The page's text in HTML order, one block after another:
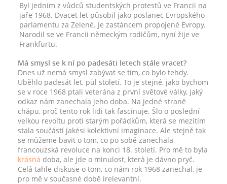
Byl jedním z vůdců studentských protestů ve Francii na
jaře 1968. Dvacet let působil jako poslanec Evropského
parlamentu za Zelené. Je zastáncem propojené Evropy.
Narodil se ve Francii německým rodičům, nyní žije ve
Frankfurtu.
Má smysl se k ní po padesáti letech stále vracet?
Dnes už nemá smysl zabývat se tím, co bylo tehdy.
Uběhlo padesát let, půl století. To je stejné, jako bychom
se v roce 1968 ptali veterána z první světové války, jaký
odkaz nám zanechala jeho doba. Na jedné straně
chápu, proč tento rok lidi tak fascinuje. Šlo o poslední
velkou revoltu proti starým pořádkům, která se mezitím
stala součástí jakési kolektivní imaginace. Ale stejně tak
se můžeme bavit o tom, co po sobě zanechala
francouzská revoluce na konci 18. století. Pro mě to byla
krásná doba, ale jde o minulost, která je dávno pryč.
Celá tahle diskuse o tom, co nám rok 1968 zanechal, je
pro mě v současné době irelevantní.